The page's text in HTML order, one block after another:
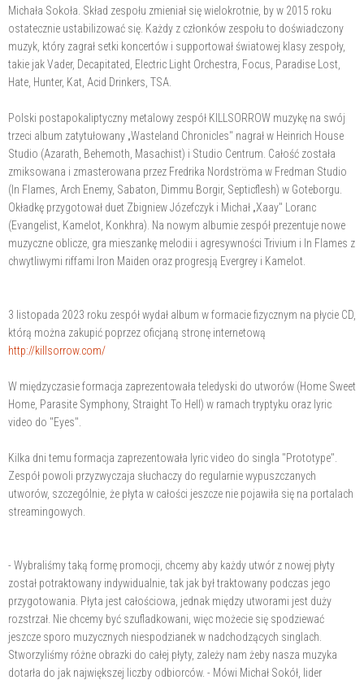
Michała Sokoła. Skład zespołu zmieniał się wielokrotnie, by w 2015 roku
ostatecznie ustabilizować się. Każdy z członków zespołu to doświadczony
muzyk, który zagrał setki koncertów i supportował światowej klasy zespoły,
takie jak Vader, Decapitated, Electric Light Orchestra, Focus, Paradise Lost,
Hate, Hunter, Kat, Acid Drinkers, TSA.
Polski postapokaliptyczny metalowy zespół KILLSORROW muzykę na swój
trzeci album zatytułowany „Wasteland Chronicles" nagrał w Heinrich House
Studio (Azarath, Behemoth, Masachist) i Studio Centrum. Całość została
zmiksowana i zmasterowana przez Fredrika Nordströma w Fredman Studio
(In Flames, Arch Enemy, Sabaton, Dimmu Borgir, Septicflesh) w Goteborgu.
Okładkę przygotował duet Zbigniew Józefczyk i Michał „Xaay" Loranc
(Evangelist, Kamelot, Konkhra). Na nowym albumie zespół prezentuje nowe
muzyczne oblicze, gra mieszankę melodii i agresywności Trivium i In Flames z
chwytliwymi riffami Iron Maiden oraz progresją Evergrey i Kamelot.
3 listopada 2023 roku zespół wydał album w formacie fizycznym na płycie CD,
którą można zakupić poprzez oficjaną stronę internetową
http://killsorrow.com/
W międzyczasie formacja zaprezentowała teledyski do utworów (Home Sweet
Home, Parasite Symphony, Straight To Hell) w ramach tryptyku oraz lyric
video do "Eyes".
Kilka dni temu formacja zaprezentowała lyric video do singla "Prototype".
Zespół powoli przyzwyczaja słuchaczy do regularnie wypuszczanych
utworów, szczególnie, że płyta w całości jeszcze nie pojawiła się na portalach
streamingowych.
- Wybraliśmy taką formę promocji, chcemy aby każdy utwór z nowej płyty
został potraktowany indywidualnie, tak jak był traktowany podczas jego
przygotowania. Płyta jest całościowa, jednak między utworami jest duży
rozstrzał. Nie chcemy być szufladkowani, więc możecie się spodziewać
jeszcze sporo muzycznych niespodzianek w nadchodzących singlach.
Stworzyliśmy różne obrazki do całej płyty, zależy nam żeby nasza muzyka
dotarła do jak największej liczby odbiorców. - Mówi Michał Sokół, lider